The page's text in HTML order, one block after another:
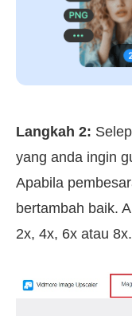
Langkah 2:
yang anda ingin
Apabila
bertambah baik.
2x, 4x, 6x atau 8x.